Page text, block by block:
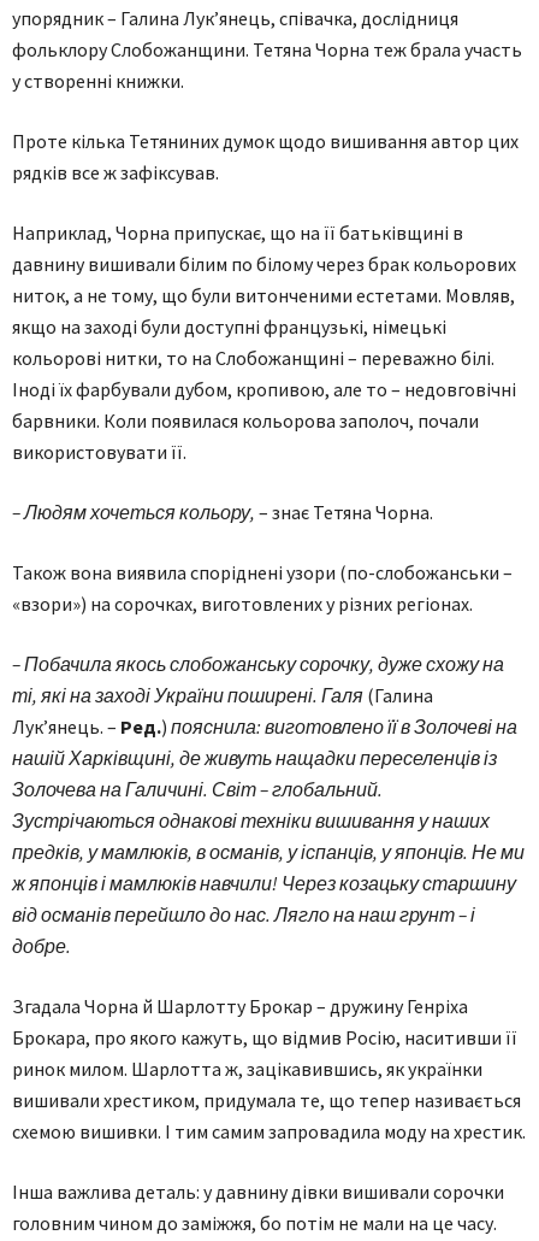
упорядник – Галина Лук’янець, співачка, дослідниця
фольклору Слобожанщини. Тетяна Чорна теж брала участь
у створенні книжки.
Проте кілька Тетяниних думок щодо вишивання автор цих
рядків все ж зафіксував.
Наприклад, Чорна припускає, що на її батьківщині в
давнину вишивали білим по білому через брак кольорових
ниток, а не тому, що були витонченими естетами. Мовляв,
якщо на заході були доступні французькі, німецькі
кольорові нитки, то на Слобожанщині – переважно білі.
Іноді їх фарбували дубом, кропивою, але то – недовговічні
барвники. Коли появилася кольорова заполоч, почали
використовувати її.
– Людям хочеться кольору, – знає Тетяна Чорна.
Також вона виявила споріднені узори (по-слобожанськи –
«взори») на сорочках, виготовлених у різних регіонах.
– Побачила якось слобожанську сорочку, дуже схожу на
ті, які на заході України поширені. Галя (Галина
Лук’янець. – Ред.) пояснила: виготовлено її в Золочеві на
нашій Харківщині, де живуть нащадки переселенців із
Золочева на Галичині. Світ – глобальний.
Зустрічаються однакові техніки вишивання у наших
предків, у мамлюків, в османів, у іспанців, у японців. Не ми
ж японців і мамлюків навчили! Через козацьку старшину
від османів перейшло до нас. Лягло на наш грунт – і
добре.
Згадала Чорна й Шарлотту Брокар – дружину Генріха
Брокара, про якого кажуть, що відмив Росію, наситивши її
ринок милом. Шарлотта ж, зацікавившись, як українки
вишивали хрестиком, придумала те, що тепер називається
схемою вишивки. І тим самим запровадила моду на хрестик.
Інша важлива деталь: у давнину дівки вишивали сорочки
головним чином до заміжжя, бо потім не мали на це часу.